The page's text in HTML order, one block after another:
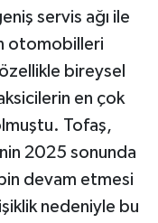
servis ağı ile
otomobilleri
bireysel
en çok
Tofaş,
2025 sonunda
devam etmesi
nedeniyle bu